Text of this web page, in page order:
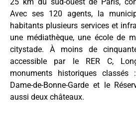
25 km du sud-ouest de Paris,
Avec ses 120 agents, la
habitants plusieurs services et
une médiathèque, une école de
citystade. À moins de
accessible par le RER C,
monuments historiques
Dame-de-Bonne-Garde et le
aussi deux châteaux.